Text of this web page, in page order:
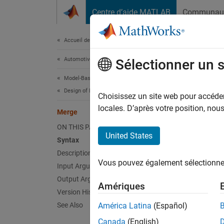
Centre d’aide MATLAB
Accueil de la documentation
Automotive
Model-Based Calibration Toolbox
Design of Experiments
Merge
ON THIS PAGE
Syntax
Description
Input Arguments
Output Arguments
Version History
See Also
Merge
Sélectionner un
Choisissez un site web pour
locales. D’après votre position,
United States
Vous pouvez également
Amériques
América Latina (Español)
Canada (English)